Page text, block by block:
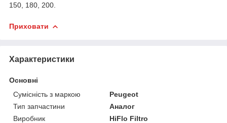
150, 180, 200.
Приховати
Характеристики
Основні
Сумісність з маркою
Peugeot
Тип запчастини
Аналог
Виробник
HiFlo Filtro